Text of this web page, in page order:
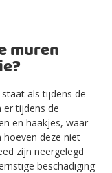
muren
als tijdens de
er tijdens de
en haakjes, waar
hoeven deze niet
zijn neergelegd
beschadiging